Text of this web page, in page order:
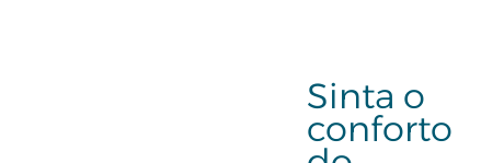
Sinta o
conforto